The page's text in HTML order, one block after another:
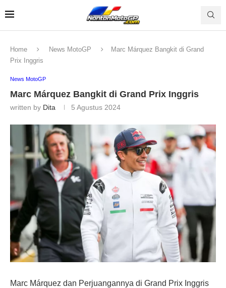
Home News MotoGP
Marc Márquez Bangkit di Grand
Prix Inggris
News MotoGP
Marc Márquez Bangkit di Grand Prix Inggris
written by Dita 5 Agustus 2024
Marc Márquez dan Perjuangannya di Grand Prix Inggris